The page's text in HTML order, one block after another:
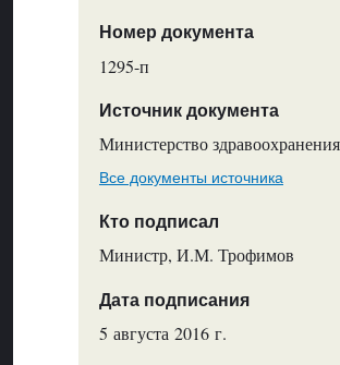
Номер документа
1295-п
Источник документа
Министерство
Все документы источника
Кто подписал
Министр, И.М. Трофимов
Дата подписания
5 августа 2016 г.